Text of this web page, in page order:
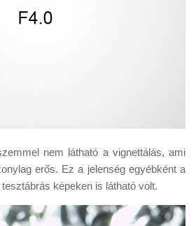
nem látható a vignettálás, ami
erős. Ez a jelenség egyébként a
képeken is látható volt.